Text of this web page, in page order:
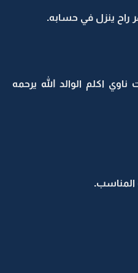
ينزل في حسابه.
اكلم الوالد الله يرحمه